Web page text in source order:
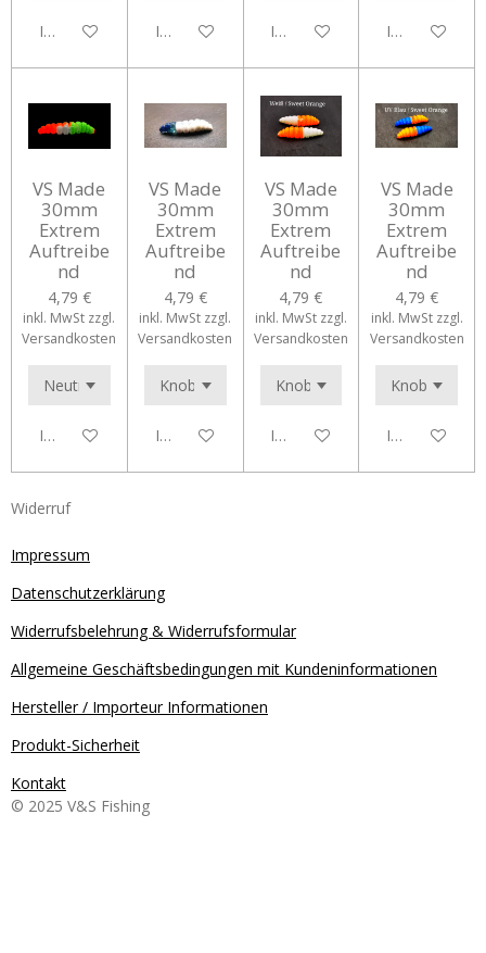
In den WarenkorbIn den WarenkorbIn den WarenkorbIn den
VS Made
30mm
Extrem
Auftreibe
nd
4,79 €
inkl. MwSt zzgl.
Versandkosten
In den Warenkorb
VS Made
30mm
Extrem
Auftreibe
nd
4,79 €
inkl. MwSt zzgl.
Versandkosten
In den Warenkorb
VS Made
30mm
Extrem
Auftreibe
nd
4,79 €
inkl. MwSt zzgl.
Versandkosten
In den Warenkorb
VS Made
30mm
Extrem
Auftreibe
nd
4,79 €
inkl. MwSt zzgl.
Versandkosten
In den
Widerruf
Impressum
Datenschutzerklärung
Widerrufsbelehrung & Widerrufsformular
Allgemeine Geschäftsbedingungen mit Kundeninformationen
Hersteller / Importeur Informationen
Produkt-Sicherheit
Kontakt
© 2025 V&S Fishing